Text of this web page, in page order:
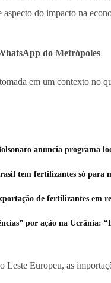
aspecto do impacto na
do Metrópoles
em um contexto no
anuncia programa
tem fertilizantes só para
de fertilizantes em
por ação na Ucrânia:
Europeu, as